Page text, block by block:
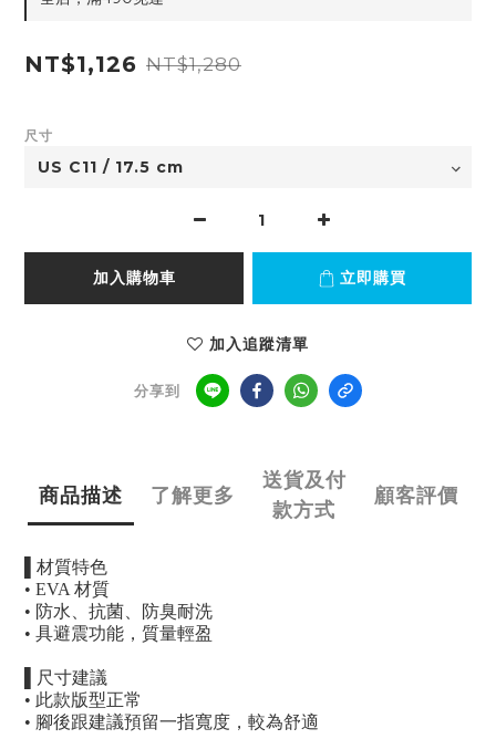
NT$1,126 NT$1,280
尺寸
加入購物車 立即購買
加入追蹤清單
分享到
商品描述 了解更多
送貨及付
款方式
顧客評價
材質特色
• EVA 材質
• 防水、抗菌、防臭耐洗
• 具避震功能，質量輕盈
尺寸建議
• 此款版型正常
• 腳後跟建議預留一指寬度，較為舒適